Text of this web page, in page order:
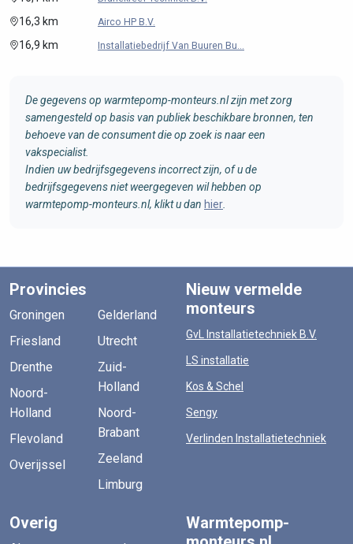
16,3 km Airco HP B.V.
16,9 km Installatiebedrijf Van Buuren Bu...
De gegevens op warmtepomp-monteurs.nl zijn met zorg
samengesteld op basis van publiek beschikbare bronnen, ten
behoeve van de consument die op zoek is naar een
vakspecialist.
Indien uw bedrijfsgegevens incorrect zijn, of u de
bedrijfsgegevens niet weergegeven wil hebben op
warmtepomp-monteurs.nl, klikt u dan hier
Provincies
Groningen
Friesland
Drenthe
Noord-
Holland
Flevoland
Overijssel
Gelderland
Utrecht
Zuid-
Holland
Noord-
Brabant
Zeeland
Limburg
Nieuw vermelde
monteurs
GvL Installatietechniek B.V.
LS installatie
Kos & Schel
Sengy
Verlinden Installatietechniek
Overig
Warmtepomp-